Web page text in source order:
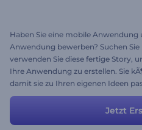
Haben Sie eine mobile Anwendung
Anwendung bewerben? Suchen
verwenden Sie diese fertige Story,
Ihre Anwendung zu erstellen. Sie
damit sie zu Ihren eigenen Ideen
Mediendateien hoch, geben Sie
versetzen Sie die Betrachter mit
Szenen Ihres Videos in Erstaunen.
Jetzt